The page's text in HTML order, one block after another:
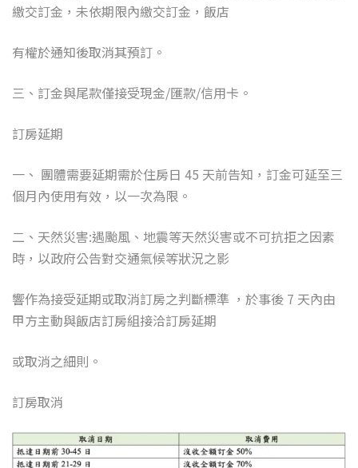
繳交訂金，未依期限內繳交訂金，飯店
有權於通知後取消其預訂。
三、訂金與尾款僅接受現金/匯款/信用卡。
訂房延期
一、 團體需要延期需於住房日 45 天前告知，訂金可延至三
個月內使用有效，以一次為限。
二、天然災害:遇颱風、地震等天然災害或不可抗拒之因素
時，以政府公告對交通氣候等狀況之影
響作為接受延期或取消訂房之判斷標準 ，於事後 7 天內由
甲方主動與飯店訂房組接洽訂房延期
或取消之細則。
訂房取消